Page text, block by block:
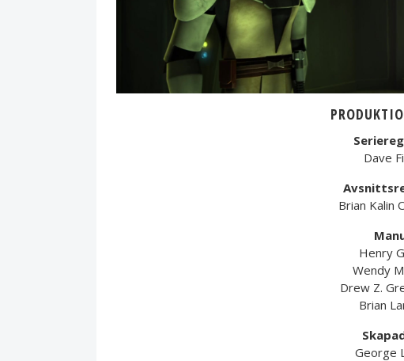
Dave
Brian Kalin
Henry
Wendy
Drew Z.
Brian
George